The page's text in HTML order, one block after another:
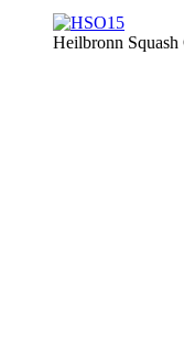
Heilbronn Squash